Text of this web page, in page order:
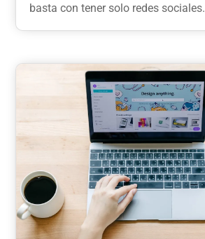
basta con tener solo redes sociales.